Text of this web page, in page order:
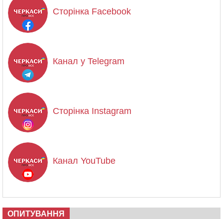
Сторінка Facebook
Канал у Telegram
Сторінка Instagram
Канал YouTube
ОПИТУВАННЯ